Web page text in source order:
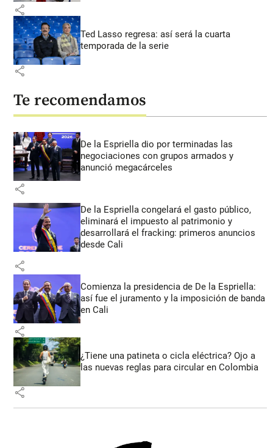
share
Ted Lasso regresa: así será la cuarta
temporada de la serie
share
Te recomendamos
De la Espriella dio por terminadas las
negociaciones con grupos armados y
anunció megacárceles
share
De la Espriella congelará el gasto público,
eliminará el impuesto al patrimonio y
desarrollará el fracking: primeros anuncios
desde Cali
share
Comienza la presidencia de De la Espriella:
así fue el juramento y la imposición de banda
en Cali
share
¿Tiene una patineta o cicla eléctrica? Ojo a
las nuevas reglas para circular en Colombia
share